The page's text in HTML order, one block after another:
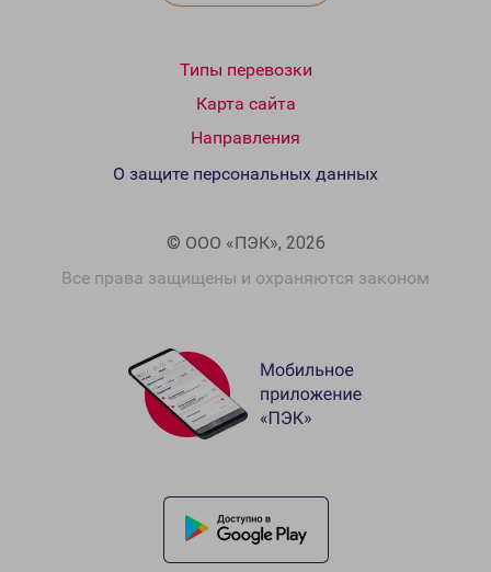
Типы перевозки
Карта сайта
Направления
© ООО «ПЭК», 2026
Все права защищены и охраняются законом
О защите персональных данных